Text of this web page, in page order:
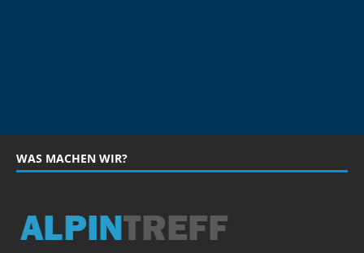
WAS MACHEN WIR?